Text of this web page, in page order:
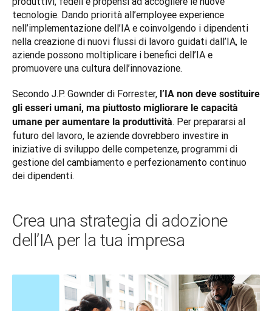
tecnologie. Dando priorità all’employee experience
nell’implementazione dell’IA e coinvolgendo i dipendenti
nella creazione di nuovi flussi di lavoro guidati dall’IA, le
aziende possono moltiplicare i benefici dell’IA e
promuovere una cultura dell’innovazione.
Secondo J.P. Gownder di Forrester, l’IA non deve sostituire
gli esseri umani, ma piuttosto migliorare le capacità
umane per aumentare la produttività. Per prepararsi al
futuro del lavoro, le aziende dovrebbero investire in
iniziative di sviluppo delle competenze, programmi di
gestione del cambiamento e perfezionamento continuo
dei dipendenti.
Crea una strategia di adozione
dell’IA per la tua impresa